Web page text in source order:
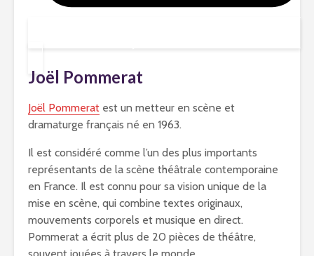
Joël Pommerat
Joël Pommerat est un metteur en scène et
dramaturge français né en 1963.
Il est considéré comme l’un des plus importants
représentants de la scène théâtrale contemporaine
en France. Il est connu pour sa vision unique de la
mise en scène, qui combine textes originaux,
mouvements corporels et musique en direct.
Pommerat a écrit plus de 20 pièces de théâtre,